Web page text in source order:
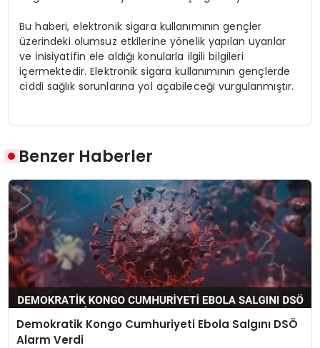
Bu haberi, elektronik sigara kullanımının gençler
üzerindeki olumsuz etkilerine yönelik yapılan uyarılar
ve İnisiyatifin ele aldığı konularla ilgili bilgileri
içermektedir. Elektronik sigara kullanımının gençlerde
ciddi sağlık sorunlarına yol açabileceği vurgulanmıştır.
Benzer Haberler
Demokratik Kongo Cumhuriyeti Ebola Salgını DSÖ
Alarm Verdi